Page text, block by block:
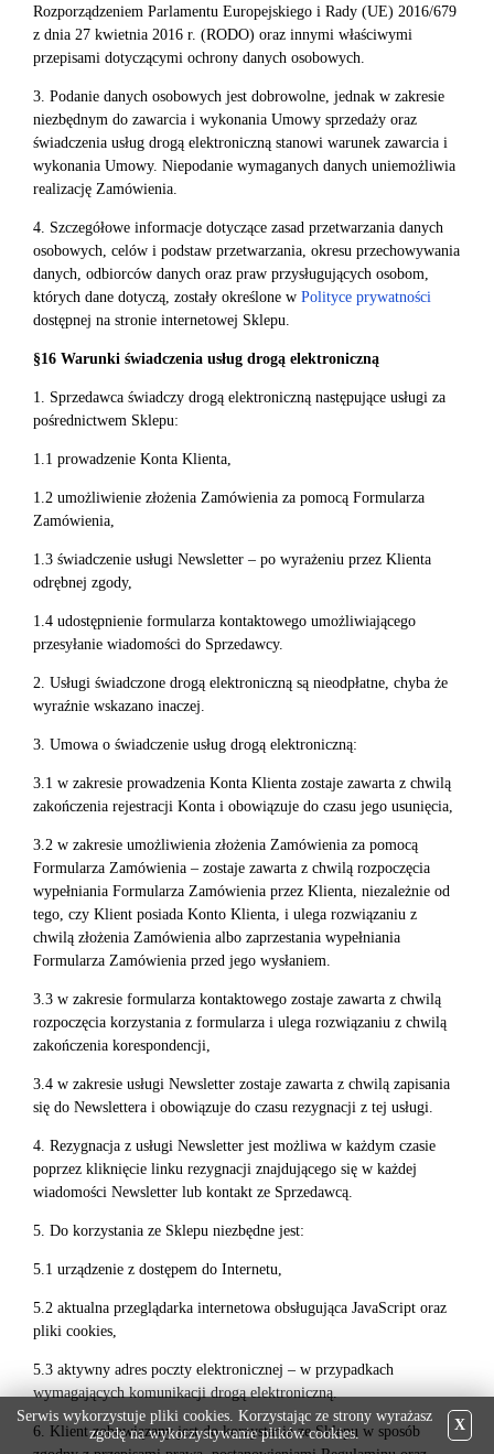
Rozporządzeniem Parlamentu Europejskiego i Rady (UE) 2016/679
z dnia 27 kwietnia 2016 r. (RODO) oraz innymi właściwymi
przepisami dotyczącymi ochrony danych osobowych.
3. Podanie danych osobowych jest dobrowolne, jednak w zakresie
niezbędnym do zawarcia i wykonania Umowy sprzedaży oraz
świadczenia usług drogą elektroniczną stanowi warunek zawarcia i
wykonania Umowy. Niepodanie wymaganych danych uniemożliwia
realizację Zamówienia.
4. Szczegółowe informacje dotyczące zasad przetwarzania danych
osobowych, celów i podstaw przetwarzania, okresu przechowywania
danych, odbiorców danych oraz praw przysługujących osobom,
których dane dotyczą, zostały określone w Polityce prywatności
dostępnej na stronie internetowej Sklepu.
§16 Warunki świadczenia usług drogą elektroniczną
1. Sprzedawca świadczy drogą elektroniczną następujące usługi za
pośrednictwem Sklepu:
1.1 prowadzenie Konta Klienta,
1.2 umożliwienie złożenia Zamówienia za pomocą Formularza
Zamówienia,
1.3 świadczenie usługi Newsletter – po wyrażeniu przez Klienta
odrębnej zgody,
1.4 udostępnienie formularza kontaktowego umożliwiającego
przesyłanie wiadomości do Sprzedawcy.
2. Usługi świadczone drogą elektroniczną są nieodpłatne, chyba że
wyraźnie wskazano inaczej.
3. Umowa o świadczenie usług drogą elektroniczną:
3.1 w zakresie prowadzenia Konta Klienta zostaje zawarta z chwilą
zakończenia rejestracji Konta i obowiązuje do czasu jego usunięcia,
3.2 w zakresie umożliwienia złożenia Zamówienia za pomocą
Formularza Zamówienia – zostaje zawarta z chwilą rozpoczęcia
wypełniania Formularza Zamówienia przez Klienta, niezależnie od
tego, czy Klient posiada Konto Klienta, i ulega rozwiązaniu z
chwilą złożenia Zamówienia albo zaprzestania wypełniania
Formularza Zamówienia przed jego wysłaniem.
3.3 w zakresie formularza kontaktowego zostaje zawarta z chwilą
rozpoczęcia korzystania z formularza i ulega rozwiązaniu z chwilą
zakończenia korespondencji,
3.4 w zakresie usługi Newsletter zostaje zawarta z chwilą zapisania
się do Newslettera i obowiązuje do czasu rezygnacji z tej usługi.
4. Rezygnacja z usługi Newsletter jest możliwa w każdym czasie
poprzez kliknięcie linku rezygnacji znajdującego się w każdej
wiadomości Newsletter lub kontakt ze Sprzedawcą.
5. Do korzystania ze Sklepu niezbędne jest:
5.1 urządzenie z dostępem do Internetu,
5.2 aktualna przeglądarka internetowa obsługująca JavaScript oraz
pliki cookies,
5.3 aktywny adres poczty elektronicznej – w przypadkach
wymagających komunikacji drogą elektroniczną.
6. Klient zobowiązany jest do korzystania ze Sklepu w sposób
Serwis wykorzystuje pliki cookies. Korzystając ze strony wyrażasz
zgodę na wykorzystywanie plików cookies.
X